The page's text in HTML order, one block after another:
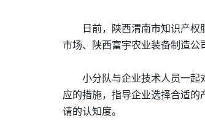
日前，陕西渭南市知识产权服
市场、陕西富宇农业装备制造公
小分队与企业技术人员一起对
应的措施，指导企业选择合适的
请的认知度。